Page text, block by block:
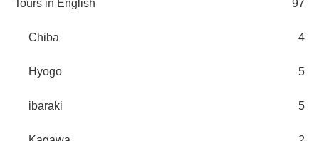
Tours in English 97
Chiba 4
Hyogo 5
ibaraki 5